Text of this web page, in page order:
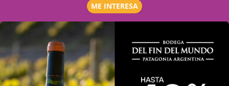
ME INTERESA